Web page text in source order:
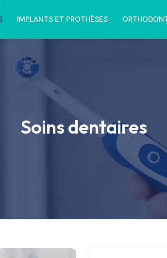
IMPLANTS ET PROTHÈSES
Soins dentaires